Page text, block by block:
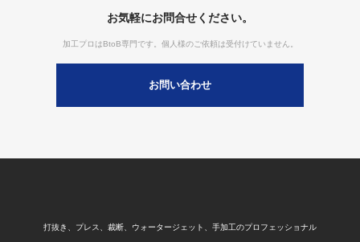
お気軽にお問合せください。
加工プロはBtoB専門です。個人様のご依頼は受付けていません。
お問い合わせ
打抜き、プレス、裁断、ウォータージェット、手加工のプロフェッショナル